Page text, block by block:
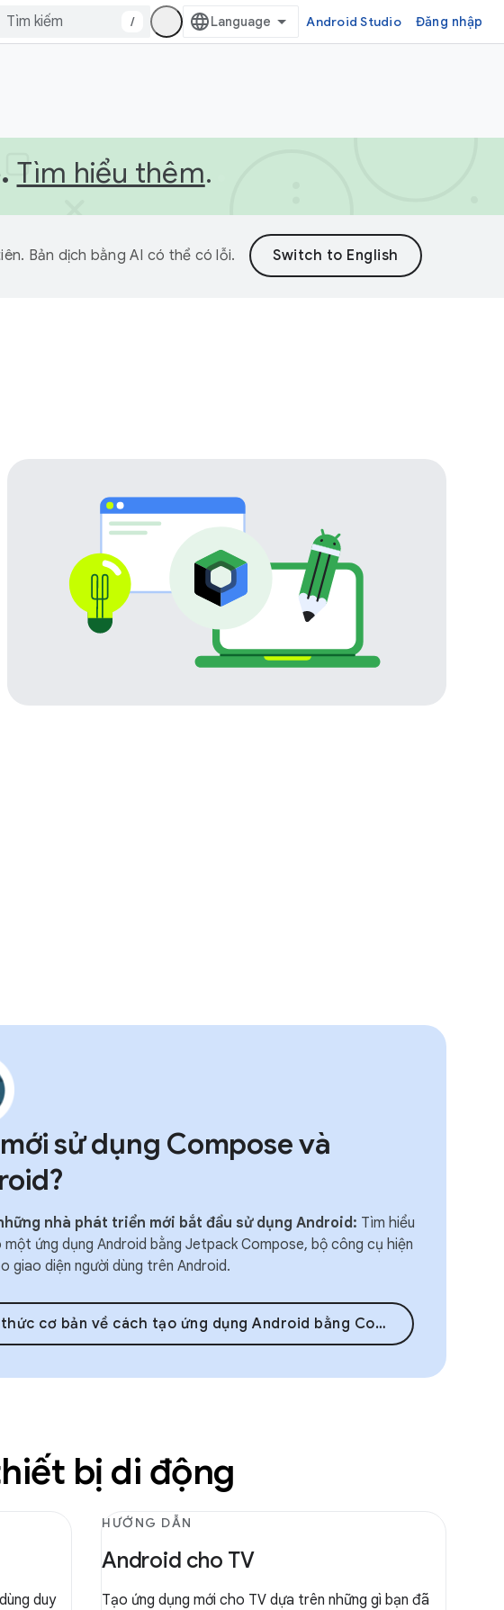
/ Android Studio Đăng nhập
Tìm hiểu thêm.
Bản dịch bằng AI có thể có lỗi.
sử dụng Compose và
nhà phát triển mới bắt đầu sử dụng Android: Tìm hiểu
ứng dụng Android bằng Jetpack Compose, bộ công cụ hiện
giao diện người dùng trên Android.
cơ bản về cách tạo ứng dụng Android bằng Compose
bị di động
duy
HƯỚNG DẪN
Android cho TV
Tạo ứng dụng mới cho TV dựa trên những gì bạn đã